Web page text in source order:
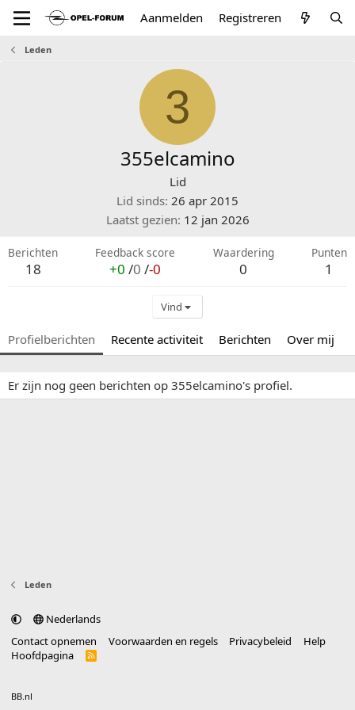
Aanmelden Registreren
Leden
3
355elcamino
Lid
Lid sinds 26 apr 2015
Laatst gezien 12 jan 2026
Berichten
18
Feedback score
+0 /0 /-0
Waardering
0
Punten
1
Vind
Profielberichten Recente activiteit Berichten Over mij
Er zijn nog geen berichten op 355elcamino's profiel.
Leden
Nederlands
Contact opnemen
Voorwaarden en regels Privacybeleid
Help
Hoofdpagina
R
BB.nl